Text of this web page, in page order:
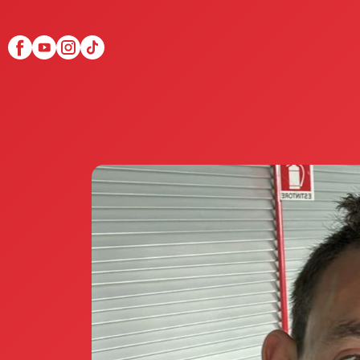
Scopri Club di Più
Le testimonianze
La fondatrice Valeria